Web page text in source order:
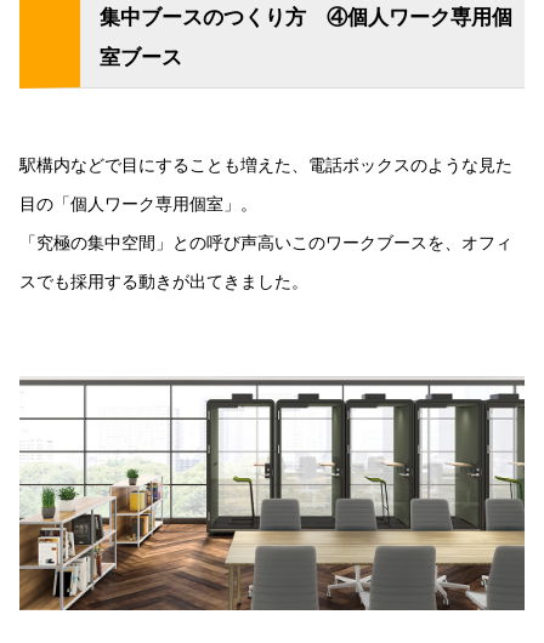
集中ブースのつくり方 ④個人ワーク専用個
室ブース
駅構内などで目にすることも増えた、電話ボックスのような見た
目の「個人ワーク専用個室」。
「究極の集中空間」との呼び声高いこのワークブースを、オフィ
スでも採用する動きが出てきました。